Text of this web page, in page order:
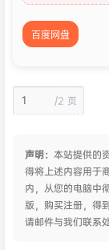
百度网盘
/2 页
声明： 本站提供的
得将上述内容用于
内，从您的电脑中
版，购买注册，得
请邮件与我们联系